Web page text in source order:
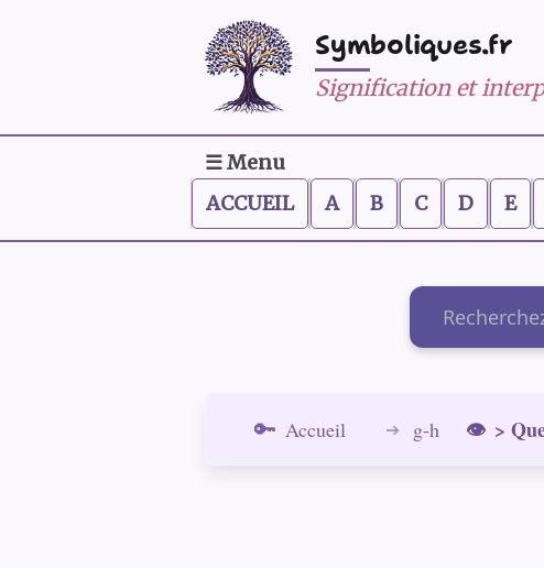
Symboliques.fr
Signification et
☰ Menu
ACCUEIL
A B C D E
Rechercher
Accueil g-h >